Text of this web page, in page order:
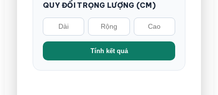
QUY ĐỔI TRỌNG LƯỢNG (CM)
Tính kết quả